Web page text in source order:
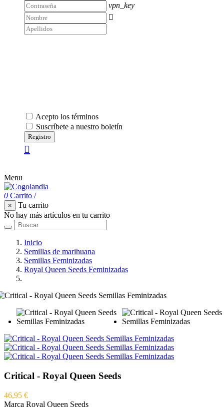
vpn_key

Acepto los términos
Suscríbete a nuestro boletín
Registro
Menu
0 Carrito /
×
Tu carrito
No hay más artículos en tu carrito
Inicio
Semillas de marihuana
Semillas Feminizadas
Royal Queen Seeds Feminizadas
Critical - Royal Queen Seeds
46,95 €
Marca Royal Queen Seeds